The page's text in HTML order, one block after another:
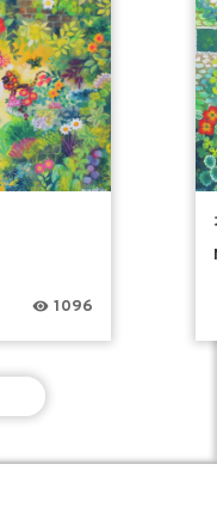
1096